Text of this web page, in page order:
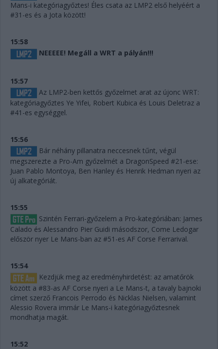
Mans-i kategóriagyőztes! Éles csata az LMP2 első helyéért a
#31-es és a Jota között!
15:58
NEEEEE! Megáll a WRT a pályán!!!
15:57
Az LMP2-ben kettős győzelmet arat az újonc WRT:
kategóriagyőztes Ye Yifei, Robert Kubica és Louis Deletraz a
#41-es egységgel.
15:56
Bár néhány pillanatra neccesnek tűnt, végül
megszerezte a Pro-Am győzelmét a DragonSpeed #21-ese:
Juan Pablo Montoya, Ben Hanley és Henrik Hedman nyeri az
új alkategóriát.
15:55
Szintén Ferrari-győzelem a Pro-kategóriában: James
Calado és Alessandro Pier Guidi másodszor, Come Ledogar
először nyer Le Mans-ban az #51-es AF Corse Ferrarival.
15:54
Kezdjük meg az eredményhirdetést: az amatőrök
között a #83-as AF Corse nyeri a Le Mans-t, a tavaly bajnoki
címet szerző Francois Perrodo és Nicklas Nielsen, valamint
Alessio Rovera immár Le Mans-i kategóriagyőztesnek
mondhatja magát.
15:52